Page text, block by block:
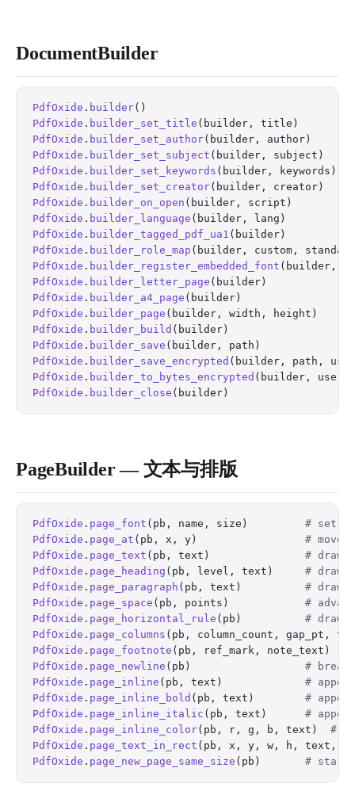
DocumentBuilder
PdfOxide . builder
PdfOxide . builder_set_title (builder,
PdfOxide . builder_set_author(builder,
PdfOxide . builder_set_subject (builder,
PdfOxide . builder_set_keywords (builder,
PdfOxide . builder_set_creator(builder,
PdfOxide . builder_on_open (builder,
PdfOxide . builder_language (builder,
PdfOxide . builder_tagged_pdf_ua1
PdfOxide . builder_role_map (builder, custom,
PdfOxide . builder_register_embedded_font (builder,
PdfOxide . builder_letter_page
PdfOxide . builder_a4_page
PdfOxide . builder_page (builder, width,
PdfOxide . builder_build
PdfOxide . builder_save (builder,
PdfOxide . builder_save_encrypted (builder, path,
PdfOxide . builder_to_bytes_encrypted (builder,
PdfOxide . builder_close
PageBuilder — 文本与排版
PdfOxide . page_font (pb, name, size) # set
PdfOxide . page_at (pb, x, y) #
PdfOxide . page_text (pb, text) # draw
PdfOxide . page_heading (pb, level, text) # draw
PdfOxide . page_paragraph (pb, text) # draw
PdfOxide . page_space (pb, points) #
PdfOxide . page_horizontal_rule (pb) # draw
PdfOxide . page_columns (pb, column_count, gap_pt,
PdfOxide . page_footnote (pb, ref_mark,
PdfOxide . page_newline (pb) #
PdfOxide . page_inline (pb, text) #
PdfOxide . page_inline_bold (pb, text) #
PdfOxide . page_inline_italic (pb, text) #
PdfOxide . page_inline_color(pb, r, g, b, text) #
PdfOxide . page_text_in_rect (pb, x, y, w, h, text,
PdfOxide . page_new_page_same_size (pb) # start